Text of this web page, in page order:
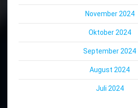
November 2024
Oktober 2024
September 2024
August 2024
Juli 2024